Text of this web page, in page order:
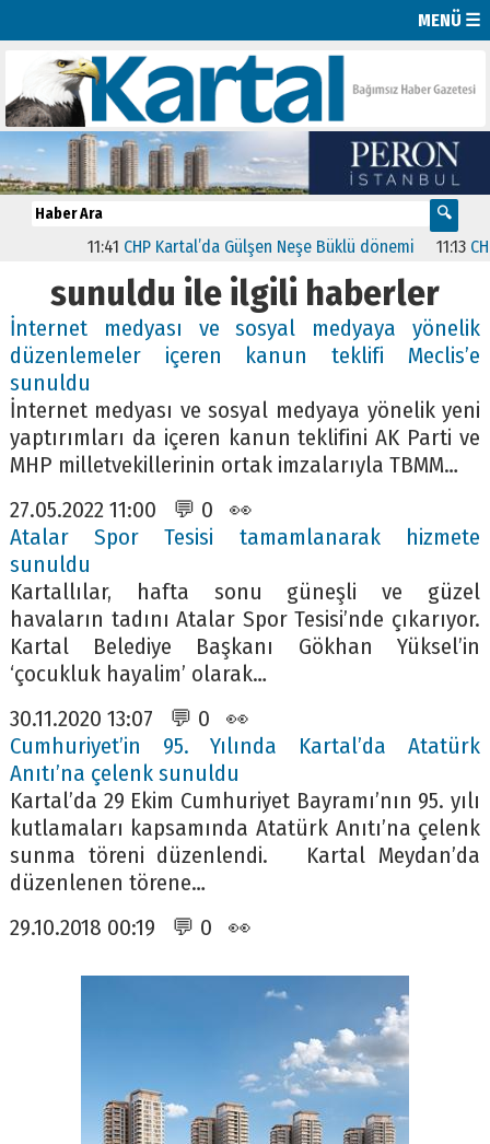
MENÜ ☰
11:41 CHP Kartal’da Gülşen Neşe Büklü dönemi 11:13
sunuldu ile ilgili haberler
İnternet medyası ve sosyal medyaya yönelik
düzenlemeler içeren kanun teklifi Meclis’e
sunuldu
İnternet medyası ve sosyal medyaya yönelik yeni
yaptırımları da içeren kanun teklifini AK Parti ve
MHP milletvekillerinin ortak imzalarıyla TBMM…
27.05.2022 11:00 💬 0 👀
Atalar Spor Tesisi tamamlanarak hizmete
sunuldu
Kartallılar, hafta sonu güneşli ve güzel
havaların tadını Atalar Spor Tesisi’nde çıkarıyor.
Kartal Belediye Başkanı Gökhan Yüksel’in
‘çocukluk hayalim’ olarak…
30.11.2020 13:07 💬 0 👀
Cumhuriyet’in 95. Yılında Kartal’da Atatürk
Anıtı’na çelenk sunuldu
Kartal’da 29 Ekim Cumhuriyet Bayramı’nın 95. yılı
kutlamaları kapsamında Atatürk Anıtı’na çelenk
sunma töreni düzenlendi. Kartal Meydan’da
düzenlenen törene…
29.10.2018 00:19 💬 0 👀